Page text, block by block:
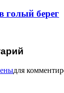
голый берег
для